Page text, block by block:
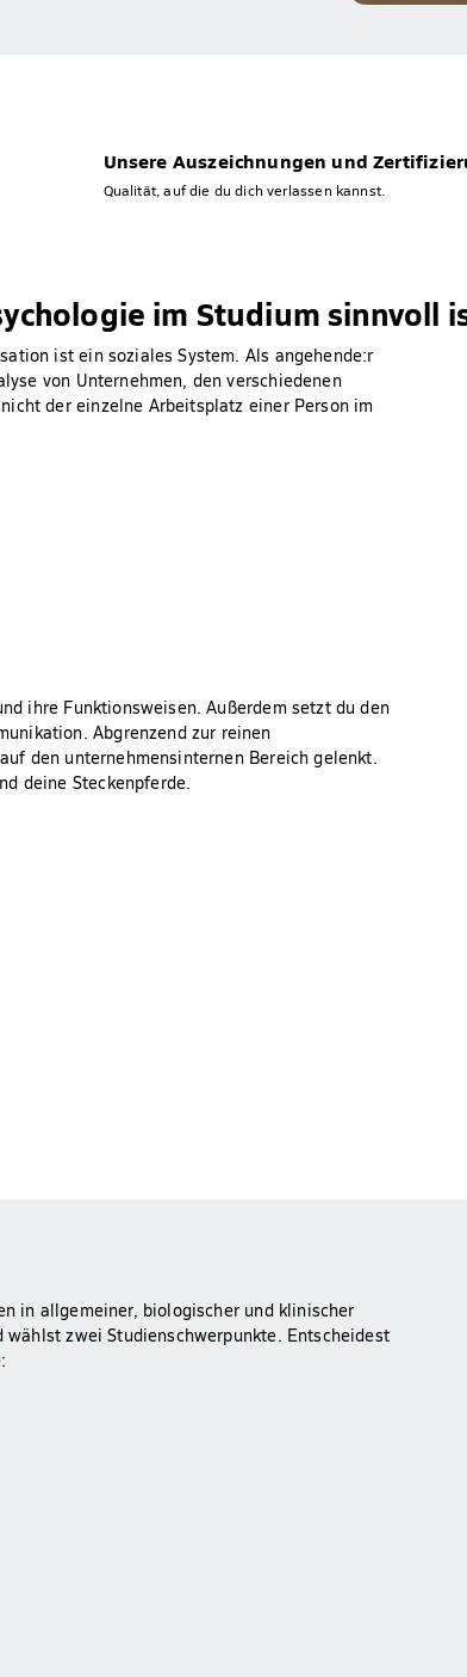
Unsere Auszeichnungen und
Qualität, auf die du dich verlassen kannst.
im Studium sinnvoll
ist ein soziales System. Als angehende:r
von Unternehmen, den verschiedenen
der einzelne Arbeitsplatz einer Person im
ihre Funktionsweisen. Außerdem setzt du den
Abgrenzend zur reinen
den unternehmensinternen Bereich gelenkt.
deine Steckenpferde.
in allgemeiner, biologischer und klinischer
zwei Studienschwerpunkte. Entscheidest